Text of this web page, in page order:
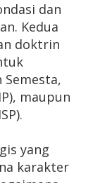
dan
Kedua
doktrin
maupun
yang
karakter